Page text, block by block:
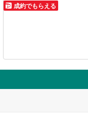
成約でもらえる